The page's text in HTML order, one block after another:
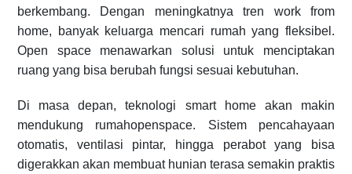
berkembang. Dengan meningkatnya tren work from
home, banyak keluarga mencari rumah yang fleksibel.
Open space menawarkan solusi untuk menciptakan
ruang yang bisa berubah fungsi sesuai kebutuhan.
Di masa depan, teknologi smart home akan makin
mendukung rumahopenspace. Sistem pencahayaan
otomatis, ventilasi pintar, hingga perabot yang bisa
digerakkan akan membuat hunian terasa semakin praktis